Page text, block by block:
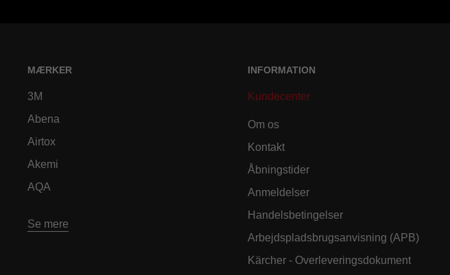
MÆRKER
3M
Abena
Airtox
Akemi
AQA
Se mere
INFORMATION
Kundecenter
Om os
Kontakt
Åbningstider
Anmeldelser
Handelsbetingelser
Arbejdspladsbrugsanvisning (APB)
Kärcher - Overleveringsdokument